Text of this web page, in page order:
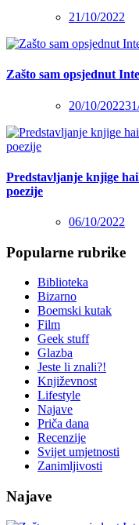
21/10/2022
Zašto sam opsjednut
20/10/2022
Predstavljanje knjige
poezije
06/10/2022
Popularne rubrike
Biblioteka
Bizarno
Boemski kutak
Film
Geek stuff
Glazba
Jeste li znali?!
Književnost
Lifestyle
Najave
Priča dana
Recenzije
Svijet umjetnosti
Zanimljivosti
Najave